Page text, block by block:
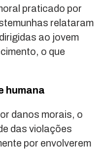
praticado por
relataram
ao jovem
o que
humana
danos morais, o
das violações
por envolverem